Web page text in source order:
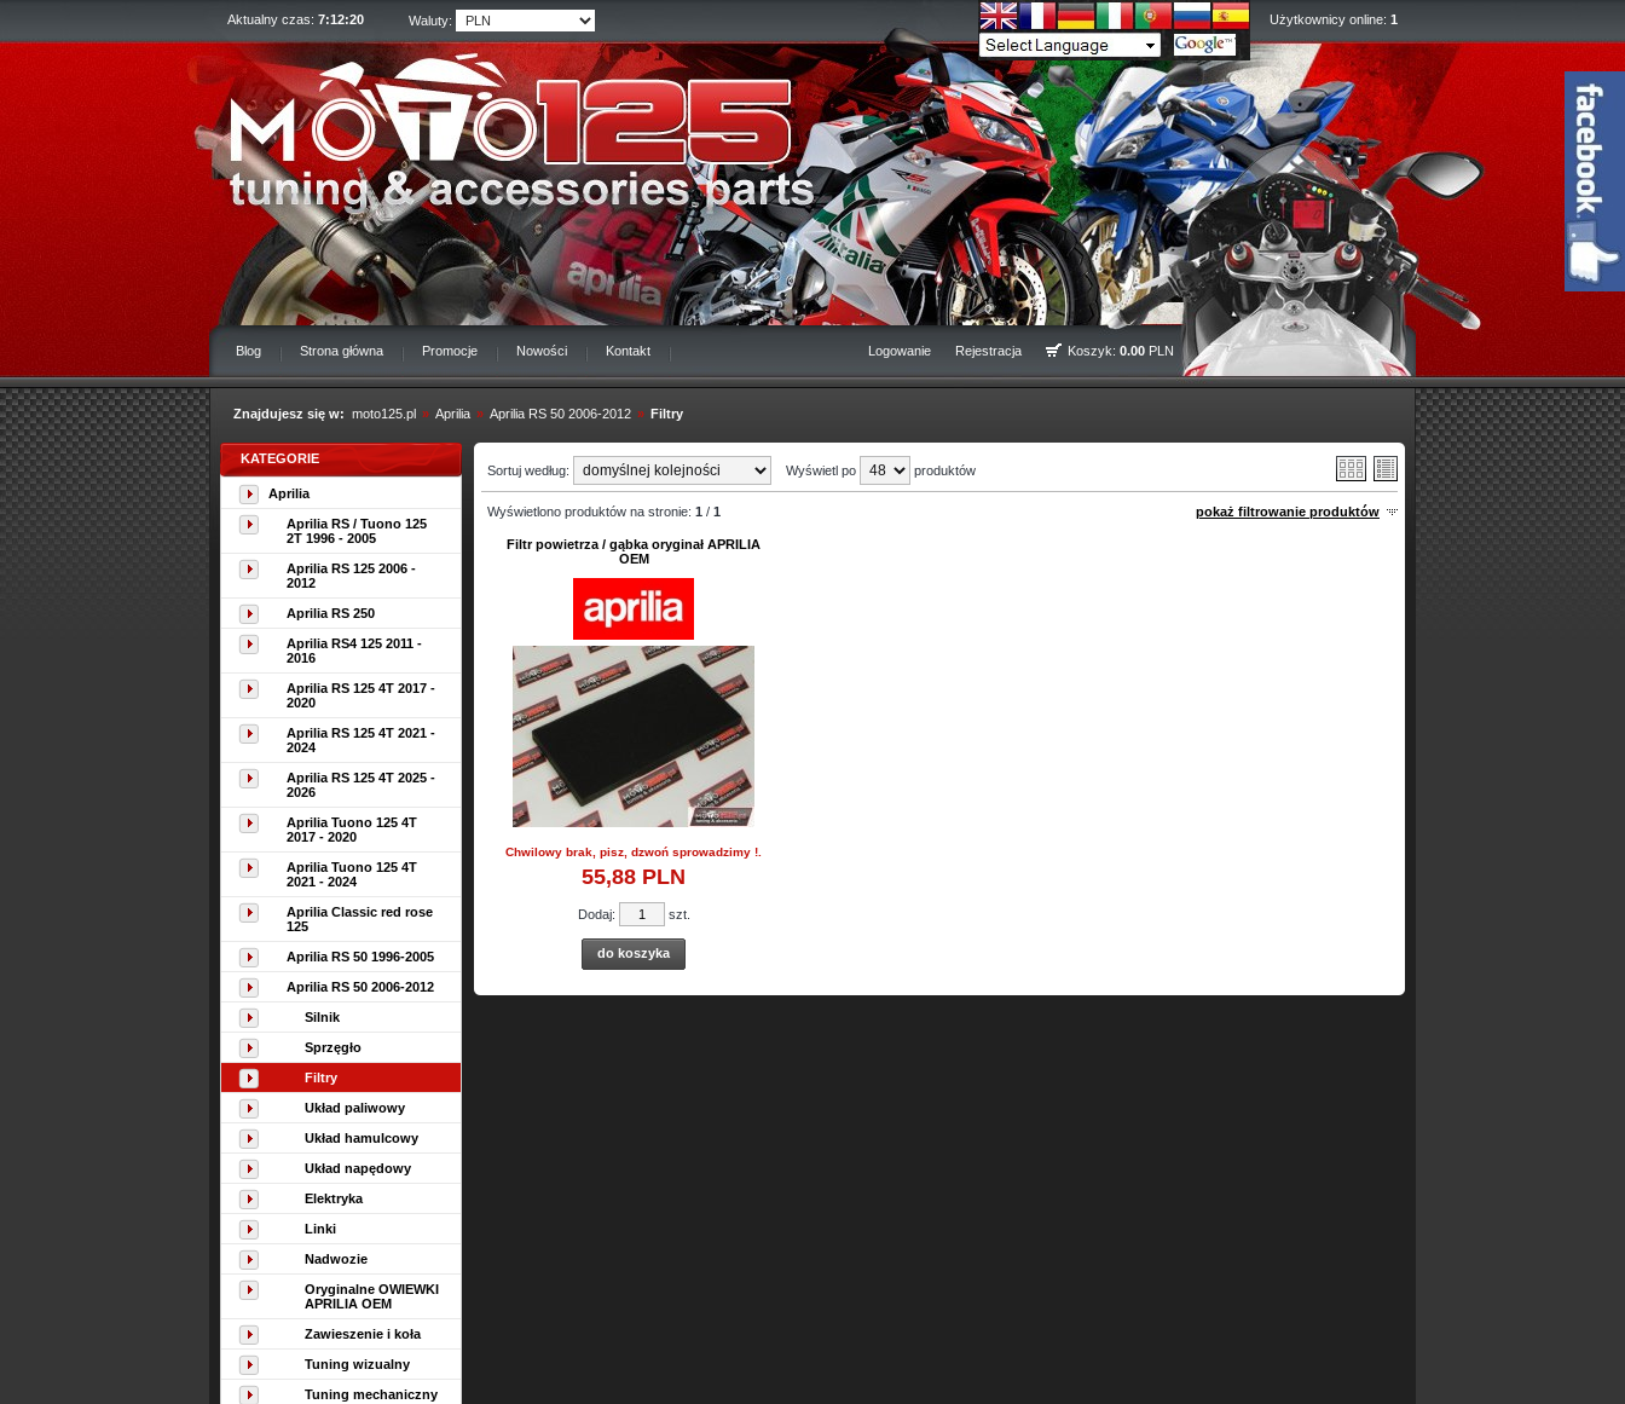
Użytkownicy online: 1
Aktualny czas: 7:12:21 Waluty:
Blog Strona główna Promocje Nowości Kontakt Logowanie Rejestracja Koszyk: 0.00 PLN
Znajdujesz się w: moto125.pl » Aprilia » Aprilia RS 50 2006-2012 » Filtry
KATEGORIE
Aprilia
Aprilia RS / Tuono 125
2T 1996 - 2005
Aprilia RS 125 2006 -
2012
Aprilia RS 250
Aprilia RS4 125 2011 -
2016
Aprilia RS 125 4T 2017 -
2020
Aprilia RS 125 4T 2021 -
2024
Aprilia RS 125 4T 2025 -
2026
Aprilia Tuono 125 4T
2017 - 2020
Aprilia Tuono 125 4T
2021 - 2024
Aprilia Classic red rose
125
Aprilia RS 50 1996-2005
Aprilia RS 50 2006-2012
Silnik
Sprzęgło
Filtry
Układ paliwowy
Układ hamulcowy
Układ napędowy
Elektryka
Linki
Nadwozie
Oryginalne OWIEWKI
APRILIA OEM
Zawieszenie i koła
Tuning wizualny
Tuning mechaniczny
Sortuj według: Wyświetl po produktów
Wyświetlono produktów na stronie: 1 / 1 pokaż filtrowanie produktów
Filtr powietrza / gąbka oryginał APRILIA
OEM
Chwilowy brak, pisz, dzwoń sprowadzimy !.
55,88 PLN
Dodaj: szt.
do koszyka